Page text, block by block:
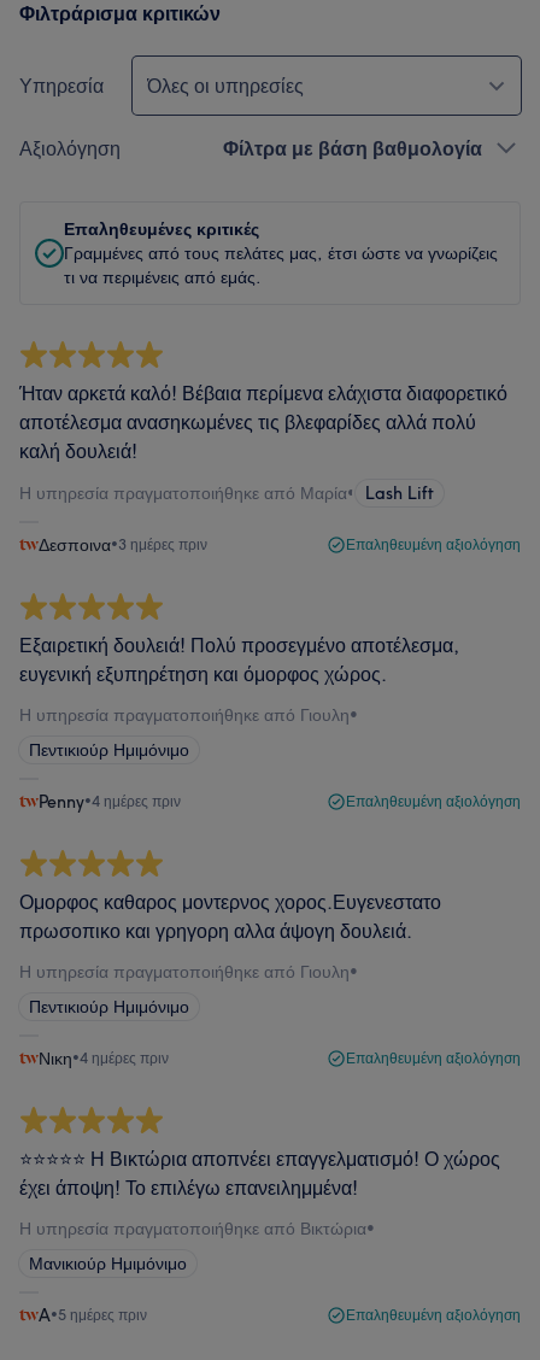
Φιλτράρισμα κριτικών
Υπηρεσία Όλες οι υπηρεσίες
Αξιολόγηση Φίλτρα με βάση βαθμολογία
Επαληθευμένες κριτικές
Γραμμένες από τους πελάτες μας, έτσι ώστε να γνωρίζεις
τι να περιμένεις από εμάς.
Ήταν αρκετά καλό! Βέβαια περίμενα ελάχιστα διαφορετικό
αποτέλεσμα ανασηκωμένες τις βλεφαρίδες αλλά πολύ
καλή δουλειά!
Η υπηρεσία πραγματοποιήθηκε από Μαρία• Lash Lift
Δεσποινα•3 ημέρες πριν Επαληθευμένη αξιολόγηση
Εξαιρετική δουλειά! Πολύ προσεγμένο αποτέλεσμα,
ευγενική εξυπηρέτηση και όμορφος χώρος.
Η υπηρεσία πραγματοποιήθηκε από Γιουλη•
Πεντικιούρ Ημιμόνιμο
Penny•4 ημέρες πριν Επαληθευμένη αξιολόγηση
Ομορφος καθαρος μοντερνος χορος.Ευγενεστατο
πρωσοπικο και γρηγορη αλλα άψογη δουλειά.
Η υπηρεσία πραγματοποιήθηκε από Γιουλη•
Πεντικιούρ Ημιμόνιμο
Νικη•4 ημέρες πριν Επαληθευμένη αξιολόγηση
⭐️⭐️⭐️⭐️⭐️ Η Βικτώρια αποπνέει επαγγελματισμό! Ο χώρος
έχει άποψη! Το επιλέγω επανειλημμένα!
Η υπηρεσία πραγματοποιήθηκε από Βικτώρια•
Μανικιούρ Ημιμόνιμο
A•5 ημέρες πριν Επαληθευμένη αξιολόγηση